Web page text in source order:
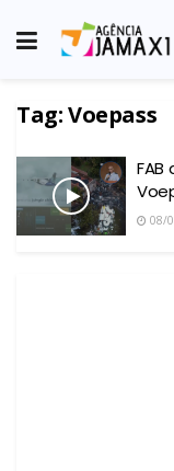
Tag:Voepass
08/